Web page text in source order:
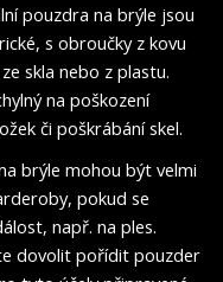
pouzdra na brýle jsou
s obroučky z kovu
skla nebo z plastu.
na poškození
či poškrábání skel.
brýle mohou být velmi
pokud se
např. na ples.
dovolit pořídit pouzder